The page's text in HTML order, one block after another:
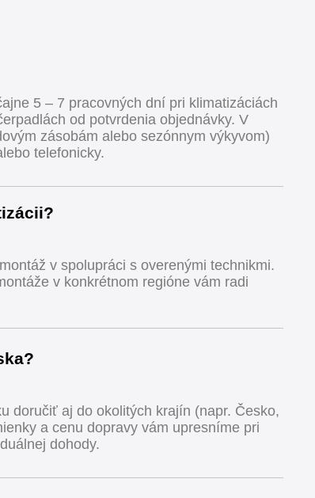
5 – 7 pracovných dní pri klimatizáciách
od potvrdenia objednávky. V
zásobám alebo sezónnym výkyvom)
telefonicky.
v spolupráci s overenými technikmi.
v konkrétnom regióne vám radi
doručiť aj do okolitých krajín (napr. Česko,
a cenu dopravy vám upresníme pri
dohody.